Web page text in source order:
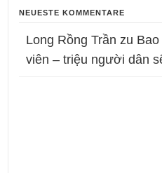
NEUESTE KOMMENTARE
Long Rồng Trần zu
viên – triệu người dân